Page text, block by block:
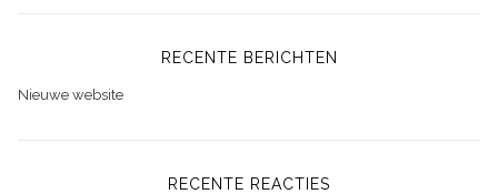
RECENTE BERICHTEN
Nieuwe website
RECENTE REACTIES